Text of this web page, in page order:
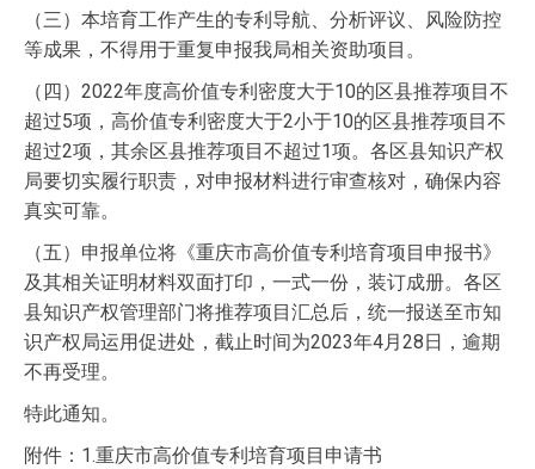
（三）本培育工作产生的专利导航、分析评议、风险防控
等成果，不得用于重复申报我局相关资助项目。
（四）2022年度高价值专利密度大于10的区县推荐项目不
超过5项，高价值专利密度大于2小于10的区县推荐项目不
超过2项，其余区县推荐项目不超过1项。各区县知识产权
局要切实履行职责，对申报材料进行审查核对，确保内容
真实可靠。
（五）申报单位将《重庆市高价值专利培育项目申报书》
及其相关证明材料双面打印，一式一份，装订成册。各区
县知识产权管理部门将推荐项目汇总后，统一报送至市知
识产权局运用促进处，截止时间为2023年4月28日，逾期
不再受理。
特此通知。
附件：1.重庆市高价值专利培育项目申请书